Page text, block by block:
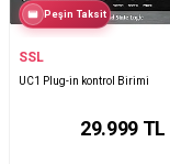
Peşin Taksit
SSL
UC1 Plug-in kontrol Birimi
29.999TL